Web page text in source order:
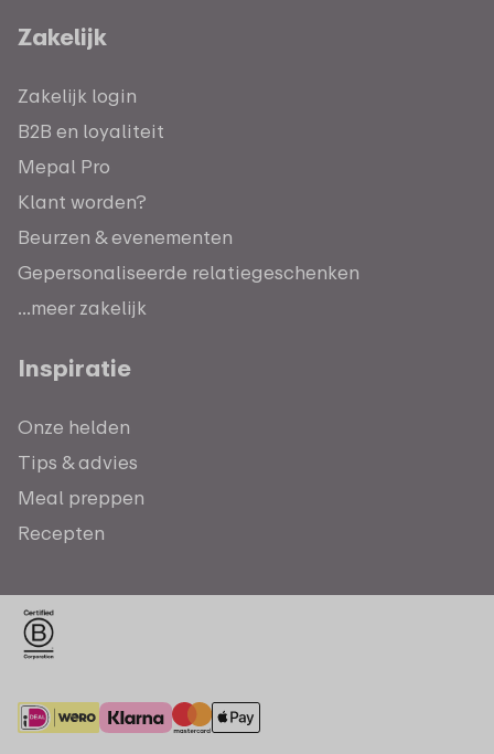
Zakelijk
Zakelijk login
B2B en loyaliteit
Mepal Pro
Klant worden?
Beurzen & evenementen
Gepersonaliseerde relatiegeschenken
...meer zakelijk
Inspiratie
Onze helden
Tips & advies
Meal preppen
Recepten